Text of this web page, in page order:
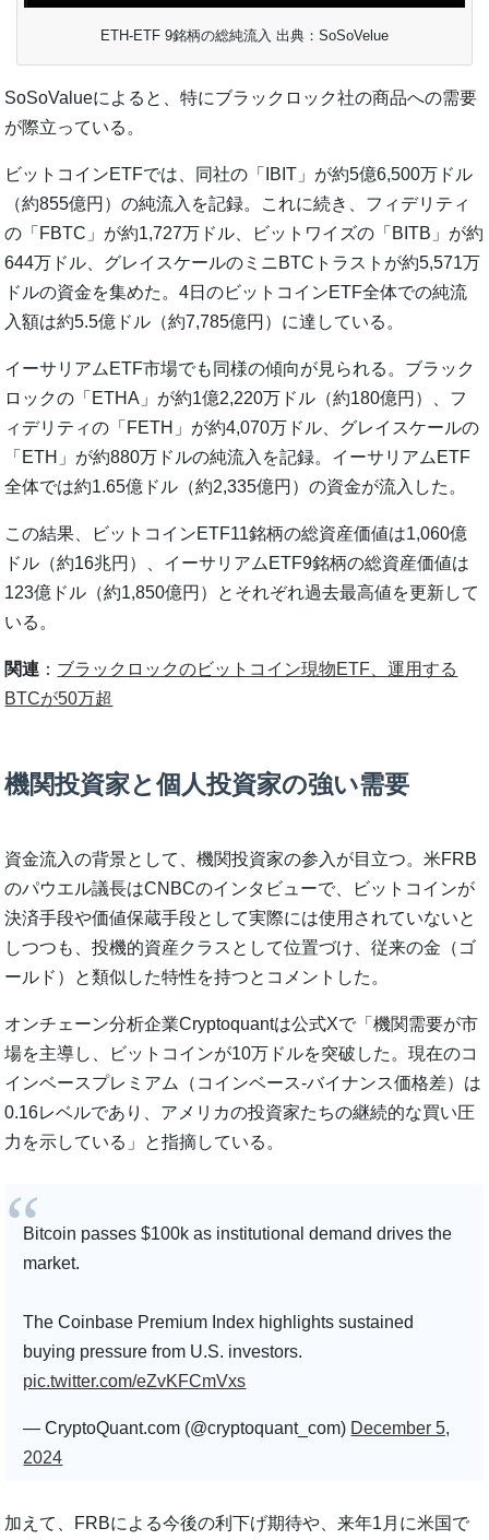
ETH-ETF 9銘柄の総純流入 出典：SoSoVelue
SoSoValueによると、特にブラックロック社の商品への需要
が際立っている。
ビットコインETFでは、同社の「IBIT」が約5億6,500万ドル
（約855億円）の純流入を記録。これに続き、フィデリティ
の「FBTC」が約1,727万ドル、ビットワイズの「BITB」が約
644万ドル、グレイスケールのミニBTCトラストが約5,571万
ドルの資金を集めた。4日のビットコインETF全体での純流
入額は約5.5億ドル（約7,785億円）に達している。
イーサリアムETF市場でも同様の傾向が見られる。ブラック
ロックの「ETHA」が約1億2,220万ドル（約180億円）、フ
ィデリティの「FETH」が約4,070万ドル、グレイスケールの
「ETH」が約880万ドルの純流入を記録。イーサリアムETF
全体では約1.65億ドル（約2,335億円）の資金が流入した。
この結果、ビットコインETF11銘柄の総資産価値は1,060億
ドル（約16兆円）、イーサリアムETF9銘柄の総資産価値は
123億ドル（約1,850億円）とそれぞれ過去最高値を更新して
いる。
関連 ： ブラックロックのビットコイン現物ETF、運用する
BTCが50万超
機関投資家と個人投資家の強い需要
資金流入の背景として、機関投資家の参入が目立つ。米FRB
のパウエル議長はCNBCのインタビューで、ビットコインが
決済手段や価値保蔵手段として実際には使用されていないと
しつつも、投機的資産クラスとして位置づけ、従来の金（ゴ
ールド）と類似した特性を持つとコメントした。
オンチェーン分析企業Cryptoquantは公式Xで「機関需要が市
場を主導し、ビットコインが10万ドルを突破した。現在のコ
インベースプレミアム（コインベース-バイナンス価格差）は
0.16レベルであり、アメリカの投資家たちの継続的な買い圧
力を示している」と指摘している。
Bitcoin passes $100k as institutional demand drives the
market.
The Coinbase Premium Index highlights sustained
buying pressure from U.S. investors.
pic.twitter.com/eZvKFCmVxs
— CryptoQuant.com (@cryptoquant_com) December 5,
2024
加えて、FRBによる今後の利下げ期待や、来年1月に米国で